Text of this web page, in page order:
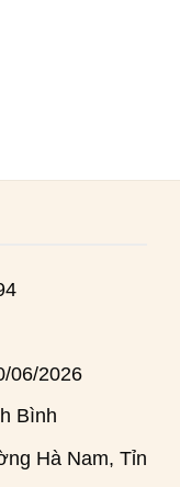
06/2026
Bình
Hà Nam, Tỉnh